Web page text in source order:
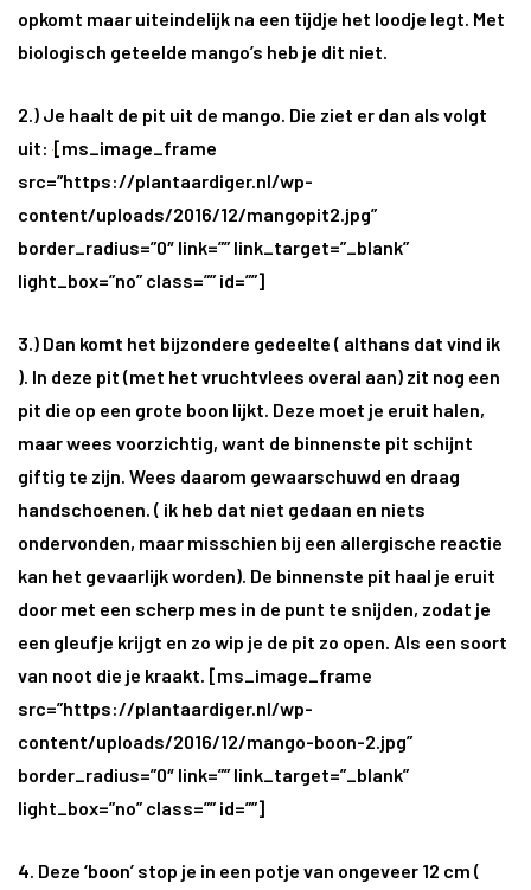
opkomt maar uiteindelijk na een tijdje het loodje legt. Met
biologisch geteelde mango’s heb je dit niet.
2.) Je haalt de pit uit de mango. Die ziet er dan als volgt
uit: [ms_image_frame
src=”https://plantaardiger.nl/wp-
content/uploads/2016/12/mangopit2.jpg”
border_radius=”0″ link=”” link_target=”_blank”
light_box=”no” class=”” id=””]
3.) Dan komt het bijzondere gedeelte ( althans dat vind ik
). In deze pit (met het vruchtvlees overal aan) zit nog een
pit die op een grote boon lijkt. Deze moet je eruit halen,
maar wees voorzichtig, want de binnenste pit schijnt
giftig te zijn. Wees daarom gewaarschuwd en draag
handschoenen. ( ik heb dat niet gedaan en niets
ondervonden, maar misschien bij een allergische reactie
kan het gevaarlijk worden). De binnenste pit haal je eruit
door met een scherp mes in de punt te snijden, zodat je
een gleufje krijgt en zo wip je de pit zo open. Als een soort
van noot die je kraakt. [ms_image_frame
src=”https://plantaardiger.nl/wp-
content/uploads/2016/12/mango-boon-2.jpg”
border_radius=”0″ link=”” link_target=”_blank”
light_box=”no” class=”” id=””]
4. Deze ‘boon’ stop je in een potje van ongeveer 12 cm (